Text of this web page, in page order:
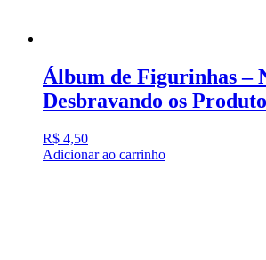
Álbum de Figurinhas –
Desbravando os
R$ 4,50
Adicionar ao carrinho